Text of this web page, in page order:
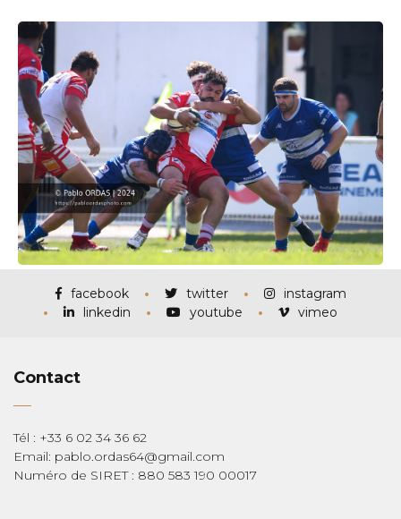
facebook twitter
instagram
linkedin
youtube vimeo
Contact
Tél : +33 6 02 34 36 62
Email: pablo.ordas64@gmail.com
Numéro de SIRET : 880 583 190 00017